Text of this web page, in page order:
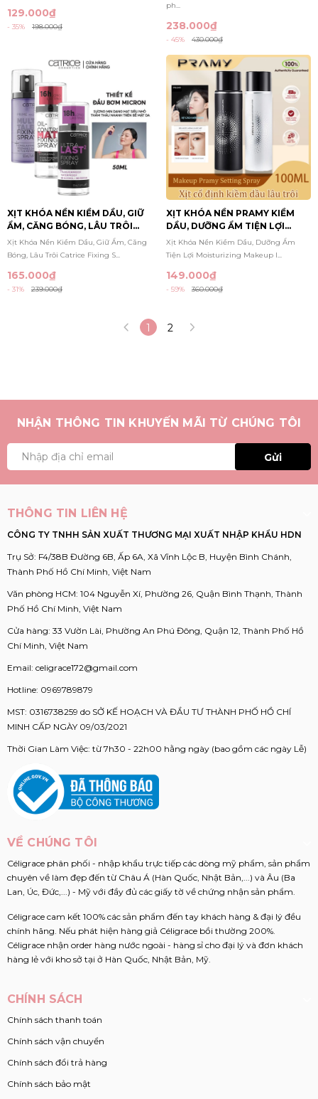
129.000₫
- 35% 198.000₫
ph...
238.000₫
- 45% 430.000₫
XỊT KHÓA NỀN KIỀM DẦU, GIỮ
ẨM, CĂNG BÓNG, LÂU TRÔI
CATRICE FIXING SPRAY 50ML
Xịt Khóa Nền Kiềm Dầu, Giữ Ẩm, Căng
Bóng, Lâu Trôi Catrice Fixing S...
165.000₫
- 31% 239.000₫
XỊT KHÓA NỀN PRAMY KIỀM
DẦU, DƯỠNG ẨM TIỆN LỢI
MOISTURIZING MAKEUP
Xịt Khóa Nền Kiềm Dầu, Dưỡng Ẩm
Tiện Lợi Moisturizing Makeup l...
149.000₫
- 59% 360.000₫
1 2
NHẬN THÔNG TIN KHUYẾN MÃI TỪ CHÚNG TÔI
Gửi
THÔNG TIN LIÊN HỆ
CÔNG TY TNHH SẢN XUẤT THƯƠNG MẠI XUẤT NHẬP KHẨU HDN
Trụ Sở: F4/38B Đường 6B, Ấp 6A, Xã Vĩnh Lộc B, Huyện Bình Chánh,
Thành Phố Hồ Chí Minh, Việt Nam
Văn phòng HCM: 104 Nguyễn Xí, Phường 26, Quận Bình Thạnh, Thành
Phố Hồ Chí Minh, Việt Nam
Cửa hàng: 33 Vườn Lài, Phường An Phú Đông, Quận 12, Thành Phố Hồ
Chí Minh, Việt Nam
Email: celigrace172@gmail.com
Hotline: 0969789879
MST: 0316738259 do SỞ KẾ HOẠCH VÀ ĐẦU TƯ THÀNH PHỐ HỒ CHÍ
MINH CẤP NGÀY 09/03/2021
Thời Gian Làm Việc: từ 7h30 - 22h00 hằng ngày (bao gồm các ngày Lễ)
VỀ CHÚNG TÔI
Céligrace phân phối - nhập khẩu trực tiếp các dòng mỹ phẩm, sản phẩm
chuyên về làm đẹp đến từ Châu Á (Hàn Quốc, Nhật Bản,...) và Âu (Ba
Lan, Úc, Đức,...) - Mỹ với đầy đủ các giấy tờ về chứng nhận sản phẩm.
Céligrace cam kết 100% các sản phẩm đến tay khách hàng & đại lý đều
chính hãng. Nếu phát hiện hàng giả Céligrace bồi thường 200%.
Céligrace nhận order hàng nước ngoài - hàng sỉ cho đại lý và đơn khách
hàng lẻ với kho sở tại ở Hàn Quốc, Nhật Bản, Mỹ.
CHÍNH SÁCH
Chính sách thanh toán
Chính sách vận chuyển
Chính sách đổi trả hàng
Chính sách bảo mật